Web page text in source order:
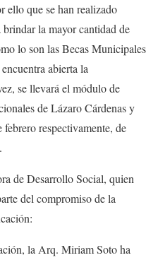
ello que se han realizado
brindar la mayor cantidad de
lo son las Becas Municipales
abierta la
se llevará el módulo de
de Lázaro Cárdenas y
respectivamente, de
de Desarrollo Social, quien
del compromiso de la
la Arq. Miriam Soto ha